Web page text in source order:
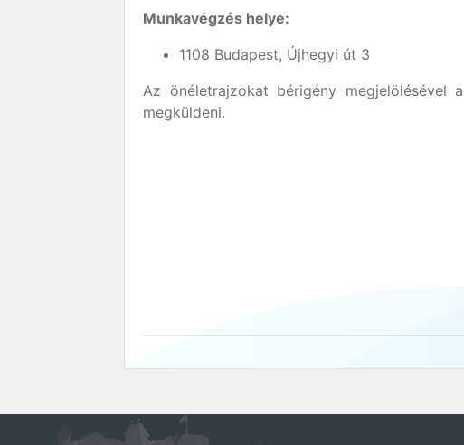
Munkavégzés helye:
1108 Budapest, Újhegyi út 3
Az önéletrajzokat bérigény megjelölésével a
megküldeni.